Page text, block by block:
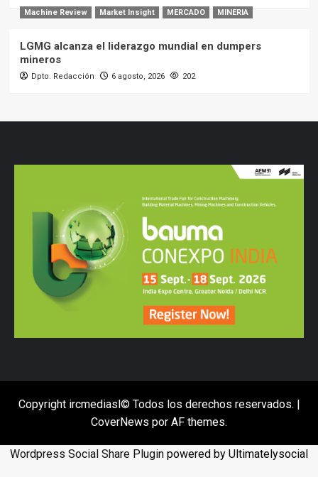
Machine Review Market Insight MERCADO MINERIA
LGMG alcanza el liderazgo mundial en dumpers
mineros
Dpto. Redacción 6 agosto, 2026 202
Copyright ircmediasl© Todos los derechos reservados.
CoverNews por AF themes.
Wordpress Social Share Plugin powered by Ultimatelysocial